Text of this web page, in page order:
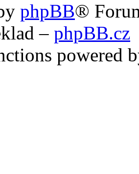
phpBB®
– phpBB.cz
powered